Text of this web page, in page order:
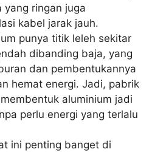
ringan juga
kabel jarak jauh.
punya titik leleh sekitar
dibanding baja, yang
dan pembentukannya
hemat energi. Jadi, pabrik
aluminium jadi
perlu energi yang terlalu
ini penting banget di